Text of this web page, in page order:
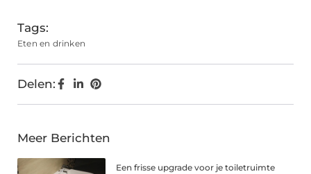
Tags:
Eten en drinken
Delen:
Meer Berichten
Een frisse upgrade voor je toiletruimte